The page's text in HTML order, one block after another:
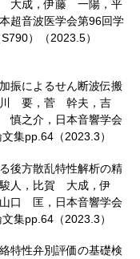
大成，伊藤 一陽，平
音波医学会第96回学
）（2023.5）
振によるせん断波伝搬
川 要，菅 幹夫，吉
之介，日本音響学会
集pp.64（2023.3）
後方散乱特性解析の精
人，比賀 大成，伊
口 匡，日本音響学会
集pp.64（2023.3）
特性弁別評価の基礎検